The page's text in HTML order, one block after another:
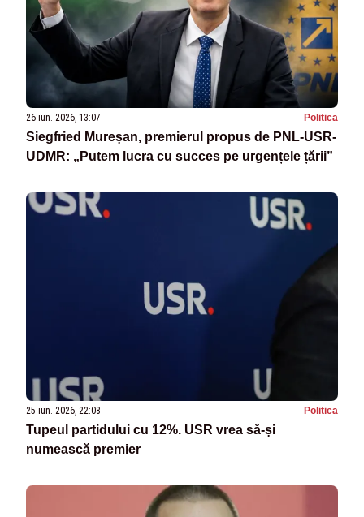
26 iun. 2026, 13:07 Politica
Siegfried Mureșan, premierul propus de PNL-USR-
UDMR: „Putem lucra cu succes pe urgențele țării”
25 iun. 2026, 22:08 Politica
Tupeul partidului cu 12%. USR vrea să-și
numească premier